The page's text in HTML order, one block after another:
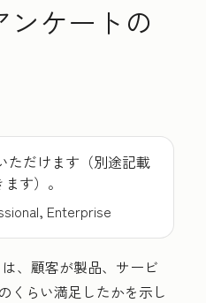
ケートの
ただけます（別途記載
す）。
Enterprise
、顧客が製品、サービ
くらい満足したかを示し